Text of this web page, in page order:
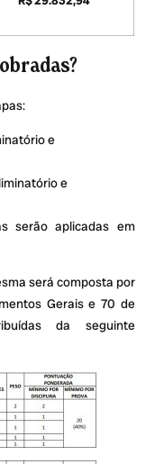
e
e
serão aplicadas em
será composta por
Gerais e 70 de
da seguinte